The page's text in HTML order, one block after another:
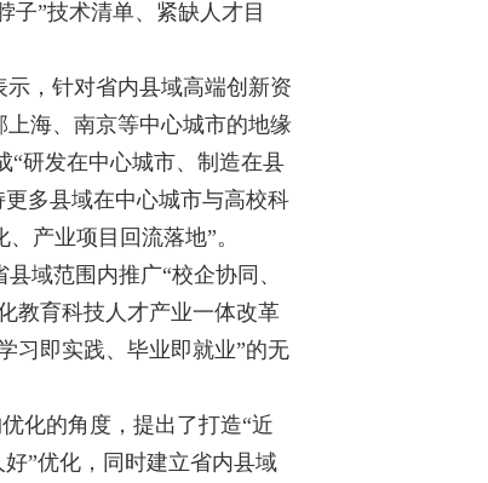
子”技术清单、紧缺人才目
，针对省内县域高端创新资
海、南京等中心城市的地缘
“研发在中心城市、制造在县
多县域在中心城市与高校科
产业项目回流落地”。
域范围内推广“校企协同、
教育科技人才产业一体改革
习即实践、毕业即就业”的无
化的角度，提出了打造“近
”优化，同时建立省内县域